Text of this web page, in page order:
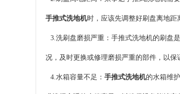
手推式洗地机时，应该先调整好刷盘离地距
3.洗刷盘磨损严重：手推式洗地机的刷盘
况，及时更换或修理磨损严重的部件，以保
4.水箱容量不足： 手推式洗地机的水箱维